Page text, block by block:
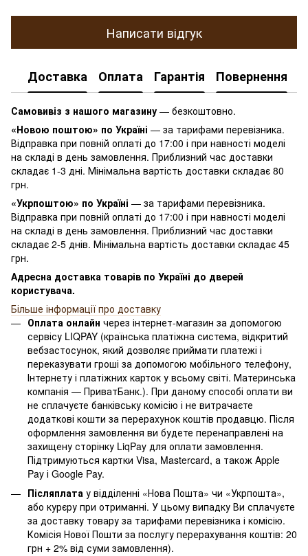
Написати відгук
Доставка Оплата Гарантія Повернення
Самовивіз з нашого магазину — безкоштовно.
«Новою поштою» по Україні — за тарифами перевізника.
Відправка при повній оплаті до 17:00 і при навності моделі
на складі в день замовлення. Приблизний час доставки
складає 1-3 дні. Мінімальна вартість доставки складає 80
грн.
«Укрпоштою» по Україні — за тарифами перевізника.
Відправка при повній оплаті до 17:00 і при навності моделі
на складі в день замовлення. Приблизний час доставки
складає 2-5 днів. Мінімальна вартість доставки складає 45
грн.
Адресна доставка товарів по Україні до дверей
користувача.
Більше інформації про доставку
Оплата онлайн через інтернет-магазин за допомогою
сервісу LIQPAY (країнська платіжна система, відкритий
вебзастосунок, який дозволяє приймати платежі і
переказувати гроші за допомогою мобільного телефону,
Інтернету і платіжних карток у всьому світі. Материнська
компанія — ПриватБанк.). При даному способі оплати ви
не сплачуєте банківську комісію і не витрачаєте
додаткові кошти за перерахунок коштів продавцю. Після
оформлення замовлення ви будете перенаправлені на
захищену сторінку LiqPay для оплати замовлення.
Підтримуються картки Visa, Mastercard, а також Apple
Pay і Google Pay.
Післяплата у відділенні «Нова Пошта» чи «Укрпошта»,
або курєру при отриманні. У цьому випадку Ви сплачуєте
за доставку товару за тарифами перевізника і комісію.
Комісія Нової Пошти за послугу перерахування коштів: 20
грн + 2% від суми замовлення).